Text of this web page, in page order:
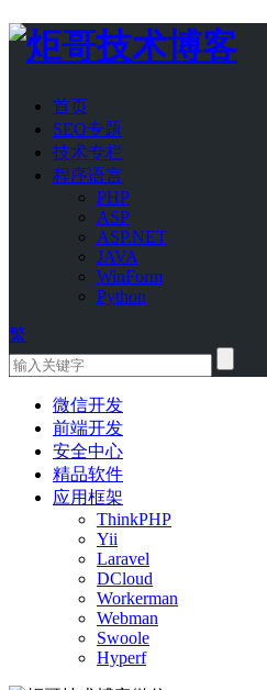
首页
SEO专题
技术专栏
程序语言
PHP
ASP
ASP.NET
JAVA
WinForm
Python
繁
微信开发
前端开发
安全中心
精品软件
应用框架
ThinkPHP
Yii
Laravel
DCloud
Workerman
Webman
Swoole
Hyperf